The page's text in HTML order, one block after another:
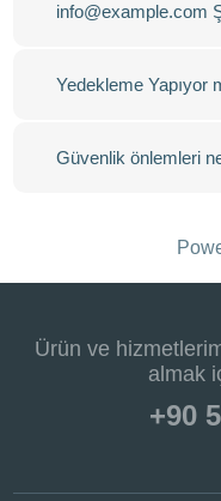
info@example.com
Yedekleme Yapıyor
Güvenlik önlemleri
Ürün ve
almak
+90